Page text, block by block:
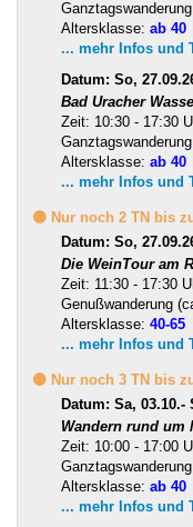
Altersklasse: ab 40
... mehr Infos und
Datum: So,
Bad Uracher
Zeit: 10:30 - 17:30
Altersklasse: ab 40
... mehr Infos und
🟡 Nur noch 2 TN bis
Datum: So,
Die WeinTour am
Zeit: 11:30 - 17:30
Genußwanderung
Altersklasse: 40-65
... mehr Infos und
🟡 Nur noch 3 TN bis
Datum: Sa, 03.10.-
Wandern rund um
Zeit: 10:00 - 17:00
Altersklasse: ab 40
... mehr Infos und